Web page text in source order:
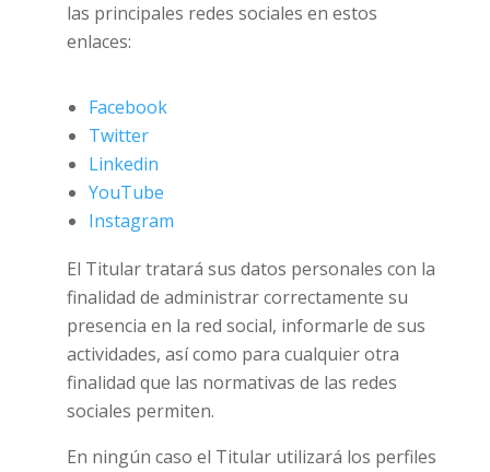
las principales redes sociales en estos
enlaces:
Facebook
Twitter
Linkedin
YouTube
Instagram
El Titular tratará sus datos personales con la
finalidad de administrar correctamente su
presencia en la red social, informarle de sus
actividades, así como para cualquier otra
finalidad que las normativas de las redes
sociales permiten.
En ningún caso el Titular utilizará los perfiles